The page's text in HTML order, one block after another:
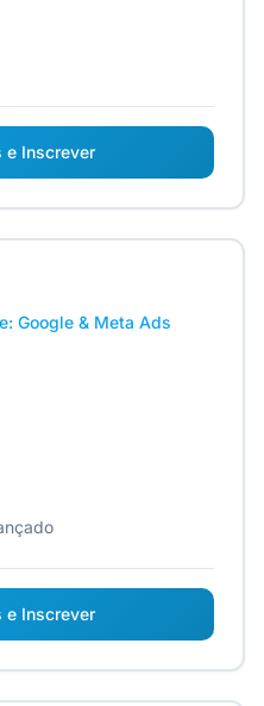
e Inscrever
Google & Meta Ads
e Inscrever